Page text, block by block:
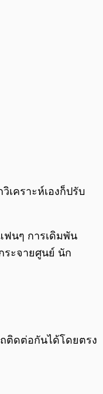
/0:00
เคราะห์เองก็ปรับ
ฟนๆ การเดิมพัน
ระจายศูนย์ นัก
ติดต่อกันได้โดยตรง